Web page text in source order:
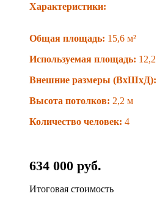
Характеристики:
Общая площадь: 15,6 м²
Используемая площадь:
Внешние размеры (ВxШxД):
Высота потолков: 2,2 м
Количество человек: 4
634 000 руб.
Итоговая стоимость